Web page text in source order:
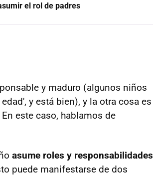
el rol de padres
y maduro (algunos niños
y está bien), y la otra cosa es
este caso, hablamos de
asume roles y responsabilidades
puede manifestarse de dos